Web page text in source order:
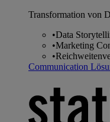
Transformation von
•Data
•Marketing
•
Communication